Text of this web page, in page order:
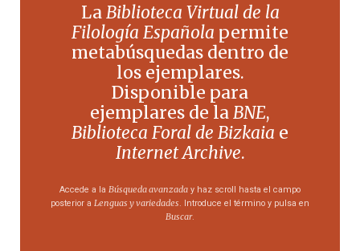
LaBiblioteca Virtual de la
Filología Española permite
metabúsquedas dentro de
los ejemplares.
Disponible para
ejemplares de laBNE,
Biblioteca Foral de Bizkaia e
Internet Archive.
Accede a la Búsqueda avanzada y haz scroll hasta el campo
posterior a Lenguas y variedades . Introduce el término y pulsa en
Buscar.